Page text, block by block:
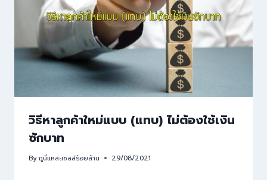
วิธีหาลูกค้าใหม่แบบ (แทบ) ไม่ต้องใช้เงิน
ซักบาท
Byกูนี่แหละเซลล์ร้อยล้าน 29/08/2021